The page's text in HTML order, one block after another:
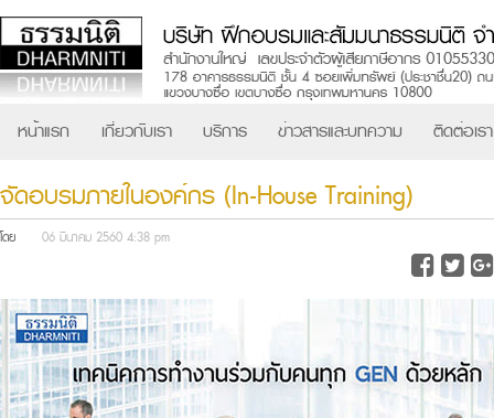
หน้าแรก เกี่ยวกับเรา บริการ ข่าวสารและบทความ ติดต่อเรา
จัดอบรมภายในองค์กร (In-House Training)
โดย 06 มีนาคม 2560 4:38 pm